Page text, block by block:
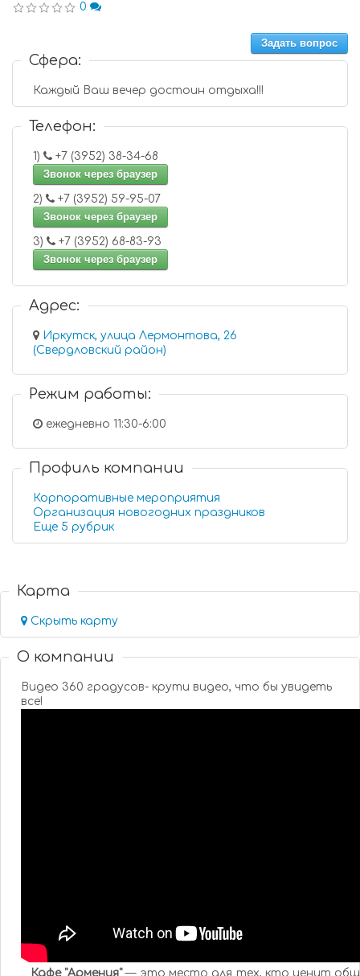
0
Задать вопрос
Сфера:
Каждый Ваш вечер достоин отдыха!!!
Телефон:
1)
+7 (3952) 38-34-68
Звонок через браузер
2)
+7 (3952) 59-95-07
Звонок через браузер
3)
+7 (3952) 68-83-93
Звонок через браузер
Адрес:
Иркутск, улица Лермонтова, 26
(Свердловский район)
Режим работы:
ежедневно 11:30-6:00
Профиль компании
Корпоративные мероприятия
Организация новогодних праздников
Еще 5 рубрик
Карта
Скрыть карту
О компании
Видео 360 градусов- крути видео, что бы увидеть
все!
Кафе "Армения"— это место для тех, кто ценит